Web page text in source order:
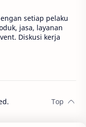
setiap pelaku
jasa, layanan
Diskusi kerja